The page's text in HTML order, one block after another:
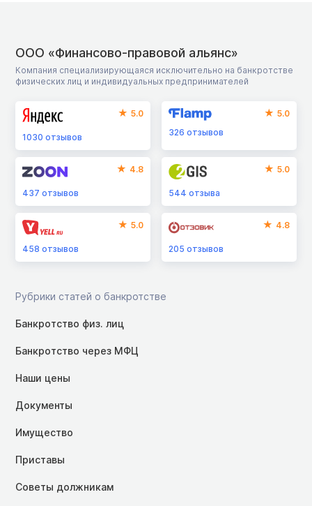
ООО «Финансово-правовой альянс»
Компания специализирующаяся исключительно на банкротстве
физических лиц и индивидуальных предпринимателей
5.0
1030 отзывов
5.0
326отзывов
4.8
437 отзывов
5.0
544отзыва
5.0
458 отзывов
4.8
205отзывов
Рубрики статей о банкротстве
Банкротство физ. лиц
Банкротство через МФЦ
Наши цены
Документы
Имущество
Приставы
Советы должникам